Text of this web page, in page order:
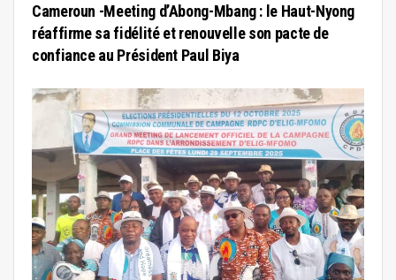
Cameroun -Meeting d’Abong-Mbang : le Haut-Nyong
réaffirme sa fidélité et renouvelle son pacte de
confiance au Président Paul Biya